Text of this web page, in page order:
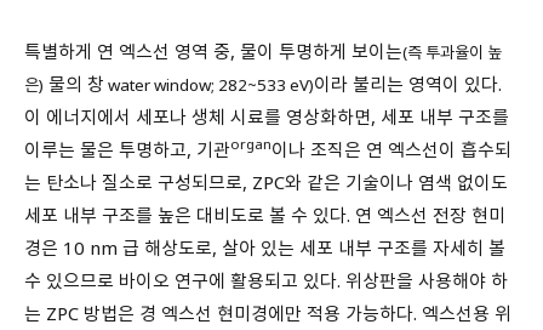
특별하게 연 엑스선 영역 중, 물이 투명하게 보이는(즉 투과율이 높
은) 물의 창 water window; 282~533 eV)이라 불리는 영역이 있다.
이 에너지에서 세포나 생체 시료를 영상화하면, 세포 내부 구조를
이루는 물은 투명하고, 기관organ이나 조직은 연 엑스선이 흡수되
는 탄소나 질소로 구성되므로, ZPC와 같은 기술이나 염색 없이도
세포 내부 구조를 높은 대비도로 볼 수 있다. 연 엑스선 전장 현미
경은 10 nm 급 해상도로, 살아 있는 세포 내부 구조를 자세히 볼
수 있으므로 바이오 연구에 활용되고 있다. 위상판을 사용해야 하
는 ZPC 방법은 경 엑스선 현미경에만 적용 가능하다. 엑스선용 위